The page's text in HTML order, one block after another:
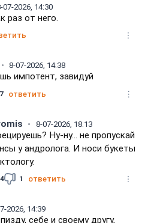
07-2026, 14:30
раз от него.
8-07-2026, 14:38
импотент, завидуй
7 ответить
8-07-2026, 18:13
Ну-ну... не пропускай
у андролога. И носи букеты
4 1 ответить
2026, 14:39
себе и своему другу,